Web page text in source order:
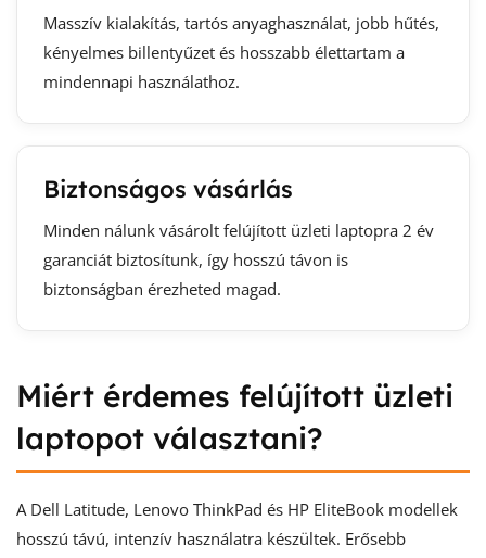
Masszív kialakítás, tartós anyaghasználat, jobb hűtés,
kényelmes billentyűzet és hosszabb élettartam a
mindennapi használathoz.
Biztonságos vásárlás
Minden nálunk vásárolt felújított üzleti laptopra 2 év
garanciát biztosítunk, így hosszú távon is
biztonságban érezheted magad.
Miért érdemes felújított üzleti
laptopot választani?
A Dell Latitude, Lenovo ThinkPad és HP EliteBook modellek
hosszú távú, intenzív használatra készültek. Erősebb